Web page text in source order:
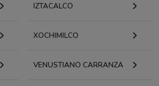
IZTACALCO
XOCHIMILCO
VENUSTIANO CARRANZA